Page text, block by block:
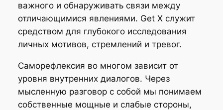
важного и обнаруживать связи между
отличающимися явлениями. Get X служит
средством для глубокого исследования
личных мотивов, стремлений и тревог.
Саморефлексия во многом зависит от
уровня внутренних диалогов. Через
мысленную разговор с собой мы понимаем
собственные мощные и слабые стороны,